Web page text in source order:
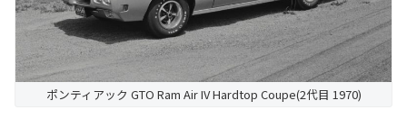
ポンティアック GTO Ram Air IV Hardtop Coupe(2代目 1970)